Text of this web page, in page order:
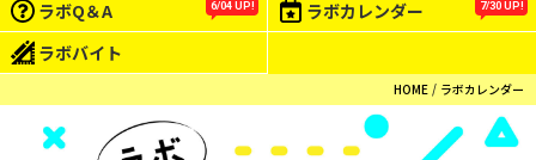
ラボQ＆A 6/04 UP! ラボカレンダー 7/30 UP!
ラボバイト
HOME ラボカレンダー